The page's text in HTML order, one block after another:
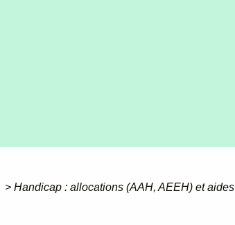
> Handicap : allocations (AAH, AEEH) et aides